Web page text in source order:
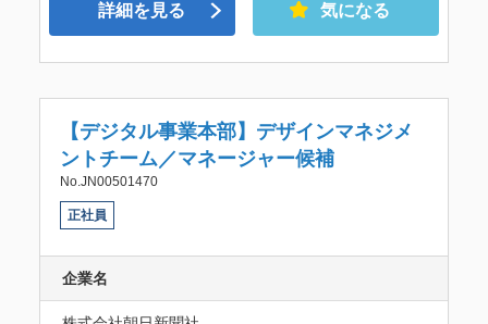
詳細を見る 気になる
【デジタル事業本部】デザインマネジメ
ントチーム／マネージャー候補
No.JN00501470
正社員
企業名